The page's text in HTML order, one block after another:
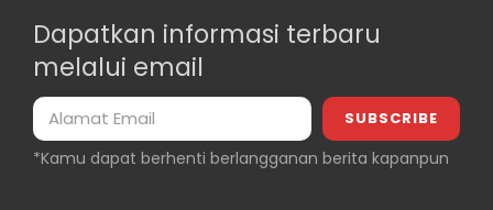
Dapatkan informasi terbaru
melalui email
*Kamu dapat berhenti berlangganan berita kapanpun